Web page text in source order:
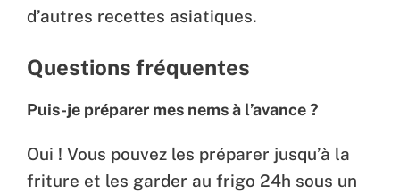
d’autres recettes asiatiques.
Questions fréquentes
Puis-je préparer mes nems à l’avance ?
Oui ! Vous pouvez les préparer jusqu’à la
friture et les garder au frigo 24h sous un